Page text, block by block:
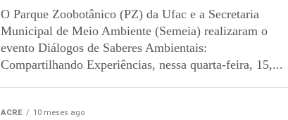
O Parque Zoobotânico (PZ) da Ufac e a Secretaria
Municipal de Meio Ambiente (Semeia) realizaram o
evento Diálogos de Saberes Ambientais:
Compartilhando Experiências, nessa quarta-feira, 15,...
ACRE 10 meses ago